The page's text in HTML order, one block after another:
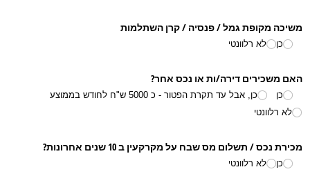
משיכה מקופת גמל /​ פנסיה /​ קרן השתלמות
כן לא רלוונטי
האם משכירים דירה/​ות או נכס אחר?
כן
כן, אבל עד תקרת הפטור - כ 5000 ש"ח לחודש בממוצע
לא רלוונטי
מכירת נכס /​ תשלום מס שבח על מקרקעין ב 10 שנים אחרונות?
כן לא רלוונטי